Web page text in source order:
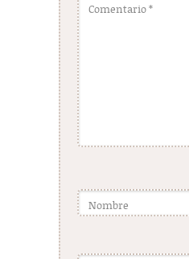
Comentario*
Nombre